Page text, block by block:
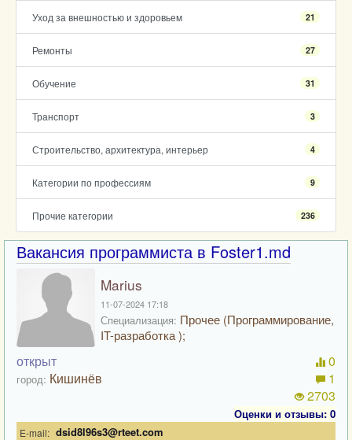
Уход за внешностью и здоровьем 21
Ремонты 27
Обучение 31
Транспорт 3
Строительство, архитектура, интерьер 4
Категории по профессиям 9
Прочие категории 236
Вакансия программиста в Foster1.md
Marius
11-07-2024 17:18
Специализация: Прочее (Программирование,
IT-разработка );
открыт
город: Кишинёв
0
1
2703
Оценки и отзывы: 0
E-mail: dsid8l96s3@rteet.com